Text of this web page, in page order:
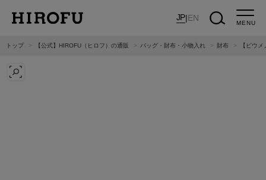
JP|EN
MENU
トップ 【公式】HIROFU（ヒロフ）の通販 バッグ・財布・小物入れ 財布 【ピウ